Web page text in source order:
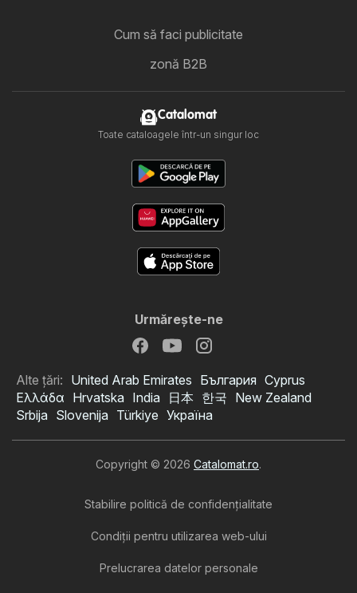
Cum să faci publicitate
zonă B2B
Catalomat
Toate cataloagele într-un singur loc
Urmăreşte-ne
Alte țări: United Arab Emirates България Cyprus
Ελλάδα Hrvatska India 日本 한국 New Zealand
Srbija Slovenija Türkiye Україна
Copyright © 2026 Catalomat.ro.
Stabilire politică de confidenţialitate
Condiţii pentru utilizarea web-ului
Prelucrarea datelor personale